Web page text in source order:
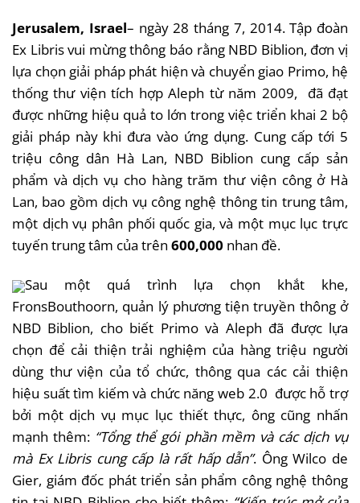
Jerusalem, Israel– ngày 28 tháng 7, 2014. Tập đoàn
Ex Libris vui mừng thông báo rằng NBD Biblion, đơn vị
lựa chọn giải pháp phát hiện và chuyển giao Primo, hệ
thống thư viện tích hợp Aleph từ năm 2009, đã đạt
được những hiệu quả to lớn trong việc triển khai 2 bộ
giải pháp này khi đưa vào ứng dụng. Cung cấp tới 5
triệu công dân Hà Lan, NBD Biblion cung cấp sản
phẩm và dịch vụ cho hàng trăm thư viện công ở Hà
Lan, bao gồm dịch vụ công nghệ thông tin trung tâm,
một dịch vụ phân phối quốc gia, và một mục lục trực
tuyến trung tâm của trên 600,000 nhan đề.
Sau một quá trình lựa chọn khắt khe,
FronsBouthoorn, quản lý phương tiện truyền thông ở
NBD Biblion, cho biết Primo và Aleph đã được lựa
chọn để cải thiện trải nghiệm của hàng triệu người
dùng thư viện của tổ chức, thông qua các cải thiện
hiệu suất tìm kiếm và chức năng web 2.0 được hỗ trợ
bởi một dịch vụ mục lục thiết thực, ông cũng nhấn
mạnh thêm: “Tổng thể gói phần mềm và các dịch vụ
mà Ex Libris cung cấp là rất hấp dẫn”. Ông Wilco de
Gier, giám đốc phát triển sản phẩm công nghệ thông